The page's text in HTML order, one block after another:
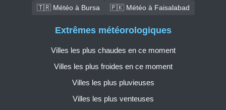
🇹🇷 Météo à Bursa
🇵🇰 Météo à Faisalabad
Extrêmes météorologiques
Villes les plus chaudes en ce moment
Villes les plus froides en ce moment
Villes les plus pluvieuses
Villes les plus venteuses